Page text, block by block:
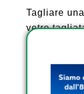
Tagliare
vetro
e
modo